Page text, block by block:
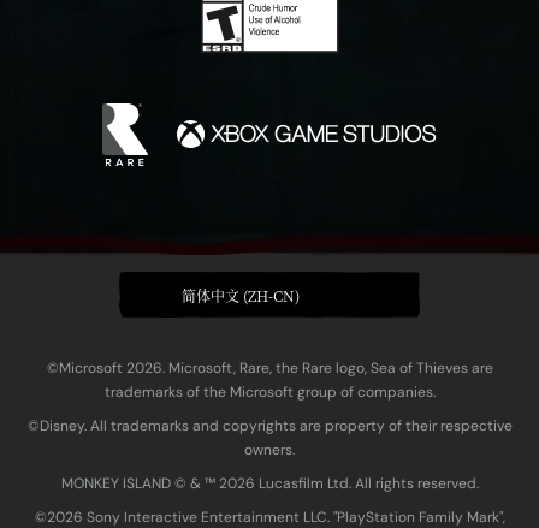
简体中文 (ZH-CN)
©Microsoft 2026. Microsoft, Rare, the Rare logo, Sea of Thieves are
trademarks of the Microsoft group of companies.
©Disney. All trademarks and copyrights are property of their respective
owners.
MONKEY ISLAND © & ™ 20‍26 Lucasfilm Ltd. All rights reserved.
©2026 Sony Interactive Entertainment LLC. "PlayStation Family Mark",